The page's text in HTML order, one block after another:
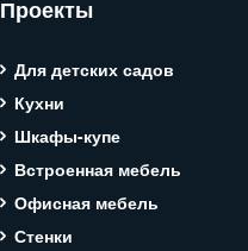
Проекты
Для детских садов
Кухни
Шкафы-купе
Встроенная мебель
Офисная мебель
Стенки